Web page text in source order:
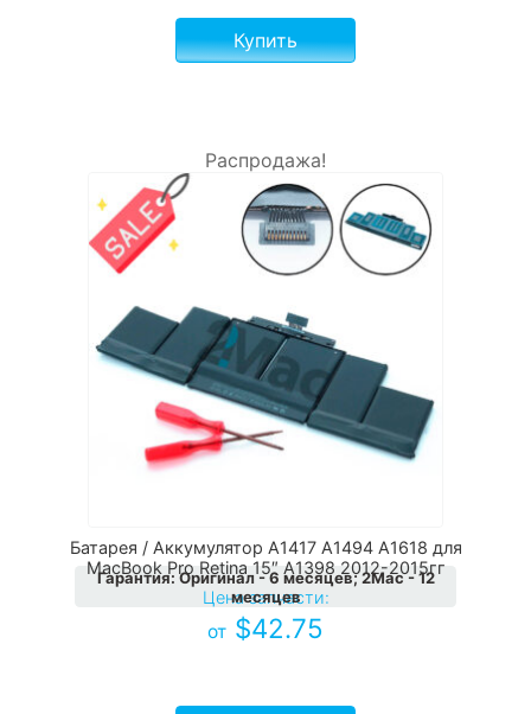
Купить
Распродажа!
Батарея / Аккумулятор A1417 A1494 A1618 для
MacBook Pro Retina 15″ A1398 2012-2015гг
Цена запчасти:
от $42.75
Гарантия: Оригинал - 6 месяцев; 2Мас - 12
месяцев